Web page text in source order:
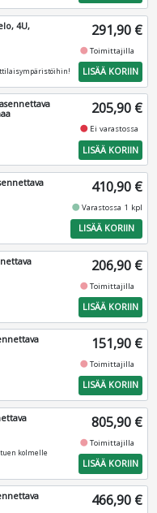
4U,
291,90 €
fiber_manual_recordToimittajilla
LISÄÄ KORIIN
205,90 €
fiber_manual_record Ei varastossa
LISÄÄ KORIIN
410,90 €
fiber_manual_recordVarastossa 1 kpl
LISÄÄ KORIIN
206,90 €
fiber_manual_recordToimittajilla
LISÄÄ KORIIN
151,90 €
fiber_manual_recordToimittajilla
LISÄÄ KORIIN
kolmelle
805,90 €
fiber_manual_recordToimittajilla
LISÄÄ KORIIN
466,90 €